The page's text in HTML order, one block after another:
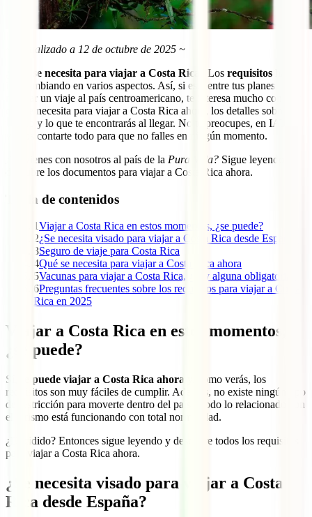
~ Actualizado a 12 de octubre de 2025 ~
Qué se necesita para viajar a Costa Rica ? Los requisitos
ido cambiando en varios aspectos. Así, si está entre tus planes
realizar un viaje al país centroamericano, te interesa mucho conocer
qué se necesita para viajar a Costa Rica ahora, los detalles sobre su
visado y lo que te encontrarás al llegar. No te preocupes, en IATI
vamos contarte todo para que no falles en ningún momento.
¿Te vienes con nosotros al país de la Pura Vida? Sigue leyendo y
descubre los documentos para viajar a Costa Rica ahora.
Tabla de contenidos
1Viajar a Costa Rica en estos momentos, ¿se puede?
2¿Se necesita visado para viajar a Costa Rica desde España?
3Seguro de viaje para Costa Rica
4Qué se necesita para viajar a Costa Rica ahora
5Vacunas para viajar a Costa Rica, ¿hay alguna obligatoria?
6Preguntas frecuentes sobre los requisitos para viajar a Costa
Rica en 2025
Viajar a Costa Rica en estos momentos,
¿se puede?
Sí, se puede viajar a Costa Rica ahora y, como verás, los
requisitos son muy fáciles de cumplir. Además, no existe ningún tipo
de restricción para moverte dentro del país y todo lo relacionado con
el turismo está funcionando con total normalidad.
¿Decidido? Entonces sigue leyendo y descubre todos los requisitos
para viajar a Costa Rica ahora.
¿Se necesita visado para viajar a Costa
Rica desde España?